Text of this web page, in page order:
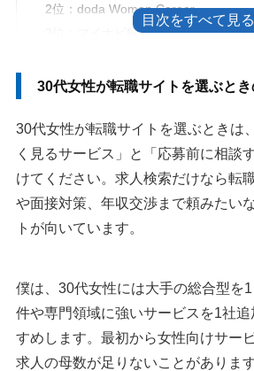
2位：doda Woman Career
3位：マイナビ転職エージェント（女
5位：パソナキャリア
7位：リクナビNEXT
8位：女の転職type
9位：マイナビ転職
3：OpenWork
30代女性の転職サイト・転職エージェ
転職サイトと転職エージェントは応
30代女性が転職サイトを選ぶと
30代女性が転職サイトを選ぶときは
く見るサービス」と「応募前に相談
けてください。求人検索だけなら転
や面接対策、年収交渉まで頼みたい
トが向いています。
僕は、30代女性には大手の総合型を
件や専門領域に強いサービスを1社
すめします。最初から女性向けサー
求人の母数が足りないことがありま